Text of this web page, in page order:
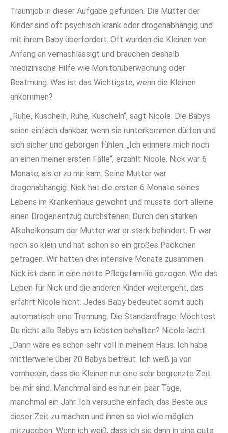
Traumjob in dieser Aufgabe gefunden. Die Mütter der
Kinder sind oft psychisch krank oder drogenabhängig und
mit ihrem Baby überfordert. Oft wurden die Kleinen von
Anfang an vernachlässigt und brauchen deshalb
medizinische Hilfe wie Monitorüberwachung oder
Beatmung. Was ist das Wichtigste, wenn die Kleinen
ankommen?
„Ruhe, Kuscheln, Ruhe, Kuscheln“, sagt Nicole. Die Babys
seien einfach dankbar, wenn sie runterkommen dürfen und
sich sicher und geborgen fühlen. „Ich erinnere mich noch
an einen meiner ersten Fälle“, erzählt Nicole. Nick war 6
Monate, als er zu mir kam. Seine Mutter war
drogenabhängig. Nick hat die ersten 6 Monate seines
Lebens im Krankenhaus gewohnt und musste dort alleine
einen Drogenentzug durchstehen. Durch den starken
Alkoholkonsum der Mutter war er stark behindert. Er war
noch so klein und hat schon so ein großes Päckchen
getragen. Wir hatten drei intensive Monate zusammen.
Nick ist dann in eine nette Pflegefamilie gezogen. Wie das
Leben für Nick und die anderen Kinder weitergeht, das
erfährt Nicole nicht. Jedes Baby bedeutet somit auch
automatisch eine Trennung. Die Standardfrage: Möchtest
Du nicht alle Babys am liebsten behalten? Nicole lacht.
„Dann wäre es schon sehr voll in meinem Haus. Ich habe
mittlerweile über 20 Babys betreut. Ich weiß ja von
vornherein, dass die Kleinen nur eine sehr begrenzte Zeit
bei mir sind. Manchmal sind es nur ein paar Tage,
manchmal ein Jahr. Ich versuche einfach, das Beste aus
dieser Zeit zu machen und ihnen so viel wie möglich
mitzugeben. Wenn ich weiß, dass ich sie dann in eine gute